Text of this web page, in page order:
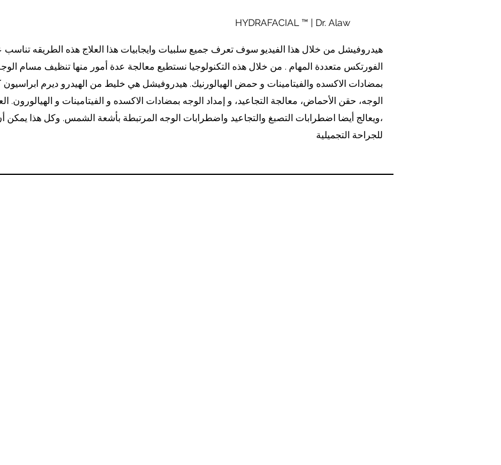
HYDRAFACIAL ™ | Dr. Alaw
الفورتكس متعددة المهام . من خلال هذه التكنولوجيا نستطيع معالجة عدة أمور منها تنظيف مسام
بمضادات الاكسده والفيتامينات و حمض الهيالورنيك. هيدروفيشل هي خليط من الهيدرو ديرم
الوجه، حقن الأحماض، معالجة التجاعيد، و إمداد الوجه بمضادات الاكسده و الفيتامينات و الهيالورون.
،ويعالج أيضا اضطرابات التصبغ والتجاعيد واضطرابات الوجه المرتبطة بأشعة الشمس. وكل هذا
للجراحة التجميلية